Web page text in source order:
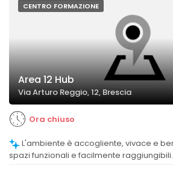
CENTRO FORMAZIONE
Area 12 Hub
Via Arturo Reggio, 12, Brescia
Ora chiuso
spazi funzionali e facilmente raggiungibili.